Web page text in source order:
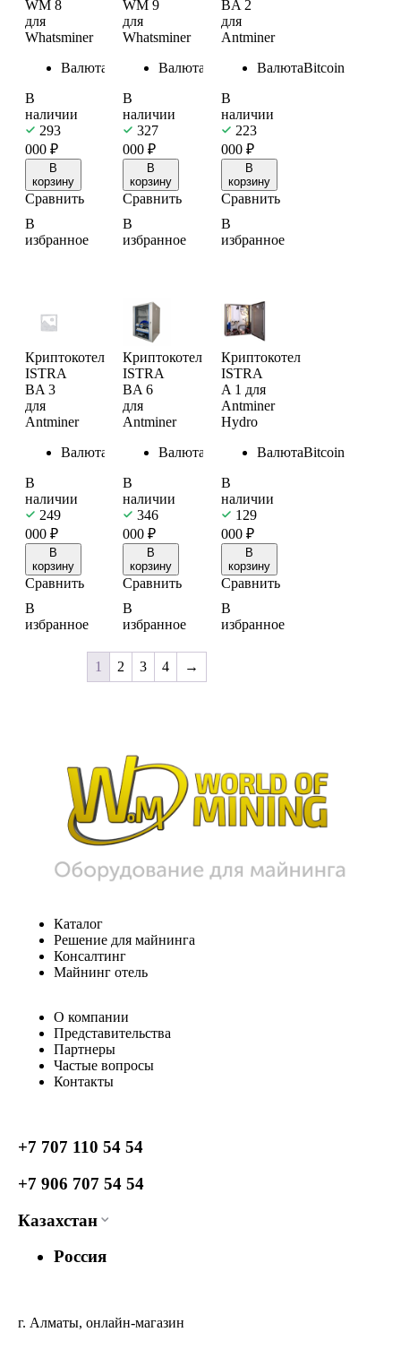
WM 8
для
Whatsminer
Валюта
Bitcoin
В
наличии
293
000 ₽
В
корзину
Сравнить
В
избранное
WM 9
для
Whatsminer
Валюта
Bitcoin
В
наличии
327
000₽
В
корзину
Сравнить
В
избранное
BA 2
для
Antminer
ВалютаBitcoin
В
наличии
223
000 ₽
В
корзину
Сравнить
В
избранное
Криптокотел
ISTRA
BA 3
для
Antminer
Валюта
Bitcoin
В
наличии
249
000 ₽
В
корзину
Сравнить
В
избранное
Криптокотел
ISTRA
BA 6
для
Antminer
Валюта
Bitcoin
В
наличии
346
000₽
В
корзину
Сравнить
В
избранное
Криптокотел
ISTRA
A 1 для
Antminer
Hydro
ВалютаBitcoin
В
наличии
129
000 ₽
В
корзину
Сравнить
В
избранное
1 2 3 4 →
Каталог
Решение для майнинга
Консалтинг
Майнинг отель
О компании
Представительства
Партнеры
Частые вопросы
Контакты
+7 707 110 54 54
+7 906 707 54 54
Казахстан
Россия
г. Алматы, онлайн-магазин